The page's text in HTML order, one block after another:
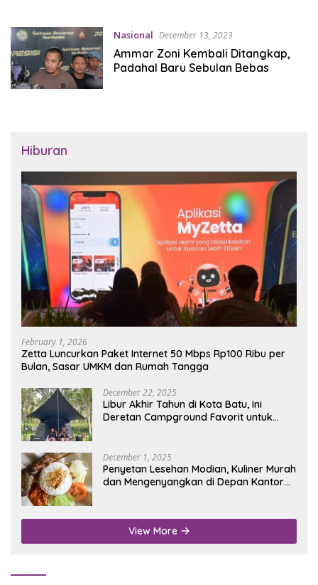
Nasional December 13, 2023
Ammar Zoni Kembali Ditangkap,
Padahal Baru Sebulan Bebas
Hiburan
February 1, 2026
Zetta Luncurkan Paket Internet 50 Mbps Rp100 Ribu per
Bulan, Sasar UMKM dan Rumah Tangga
December 22, 2025
Libur Akhir Tahun di Kota Batu, Ini
Deretan Campground Favorit untuk
December 1, 2025
Penyetan Lesehan Modian, Kuliner Murah
dan Mengenyangkan di Depan Kantor
View More